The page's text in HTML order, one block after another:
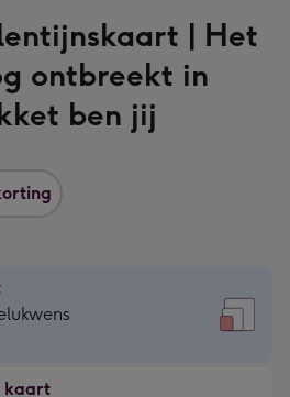
| Het
ontbreekt in
ben jij
kaart